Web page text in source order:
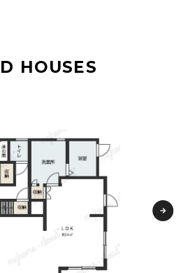
HOUSES